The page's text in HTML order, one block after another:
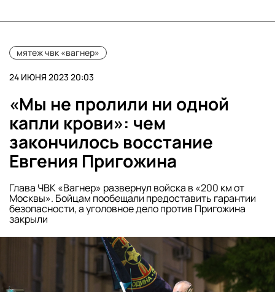
мятеж чвк «вагнер»
24 ИЮНЯ 2023 20:03
«Мы не пролили ни одной
капли крови»: чем
закончилось восстание
Евгения Пригожина
Глава ЧВК «Вагнер» развернул войска в «200 км от
Москвы». Бойцам пообещали предоставить гарантии
безопасности, а уголовное дело против Пригожина
закрыли